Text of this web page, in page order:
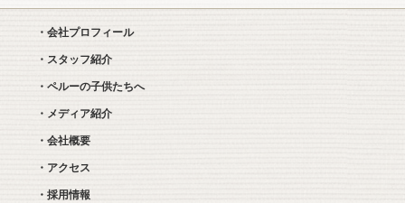
・会社プロフィール
・スタッフ紹介
・ペルーの子供たちへ
・メディア紹介
・会社概要
・アクセス
・採用情報